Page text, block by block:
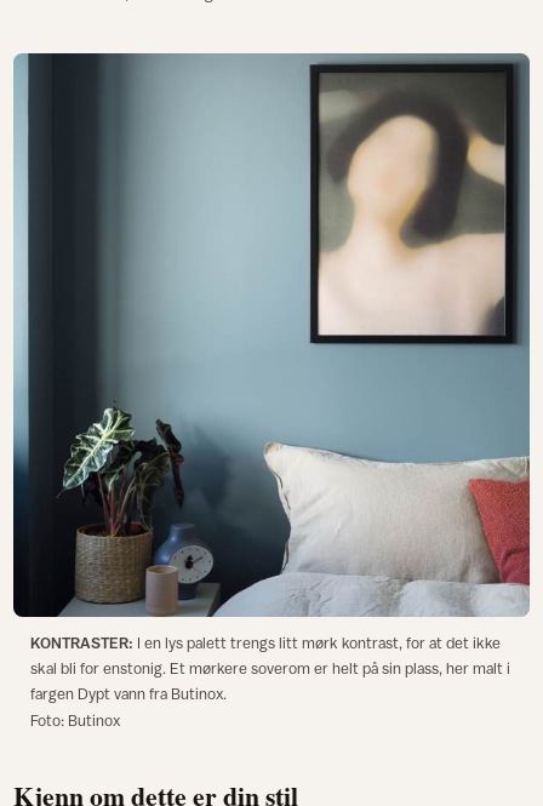
KONTRASTER: I en lys palett trengs litt mørk kontrast, for at det ikke
skal bli for enstonig. Et mørkere soverom er helt på sin plass, her malt i
fargen Dypt vann fra Butinox.
Foto: Butinox
Kjenn om dette er din stil